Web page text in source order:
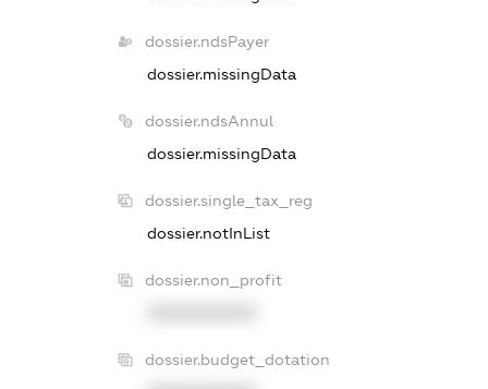
dossier.ndsPayer
dossier.missingData
dossier.ndsAnnul
dossier.missingData
dossier.single_tax_reg
dossier.notInList
dossier.non_profit
dossier.budget_dotation